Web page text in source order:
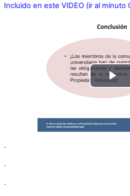
Incluido en este VIDEO (ir al minuto
.
.
.